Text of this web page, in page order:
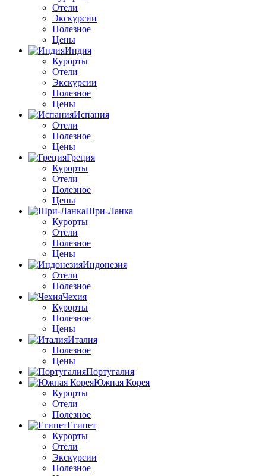
Отели
Экскурсии
Полезное
Цены
Индия
Курорты
Отели
Экскурсии
Полезное
Цены
Испания
Отели
Полезное
Цены
Греция
Курорты
Отели
Полезное
Цены
Шри-Ланка
Курорты
Отели
Полезное
Цены
Индонезия
Отели
Полезное
Чехия
Курорты
Полезное
Цены
Италия
Полезное
Цены
Португалия
Южная Корея
Курорты
Отели
Полезное
Египет
Курорты
Отели
Экскурсии
Полезное